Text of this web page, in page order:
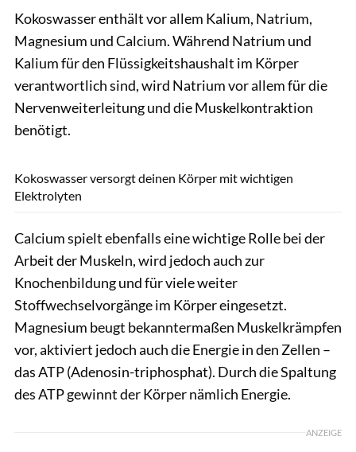
Kokoswasser enthält vor allem Kalium, Natrium,
Magnesium und Calcium. Während Natrium und
Kalium für den Flüssigkeitshaushalt im Körper
verantwortlich sind, wird Natrium vor allem für die
Nervenweiterleitung und die Muskelkontraktion
benötigt.
Kokoswasser versorgt deinen Körper mit wichtigen
Elektrolyten
Calcium spielt ebenfalls eine wichtige Rolle bei der
Arbeit der Muskeln, wird jedoch auch zur
Knochenbildung und für viele weiter
Stoffwechselvorgänge im Körper eingesetzt.
Magnesium beugt bekanntermaßen Muskelkrämpfen
vor, aktiviert jedoch auch die Energie in den Zellen –
das ATP (Adenosin-triphosphat). Durch die Spaltung
des ATP gewinnt der Körper nämlich Energie.
ANZEIGE